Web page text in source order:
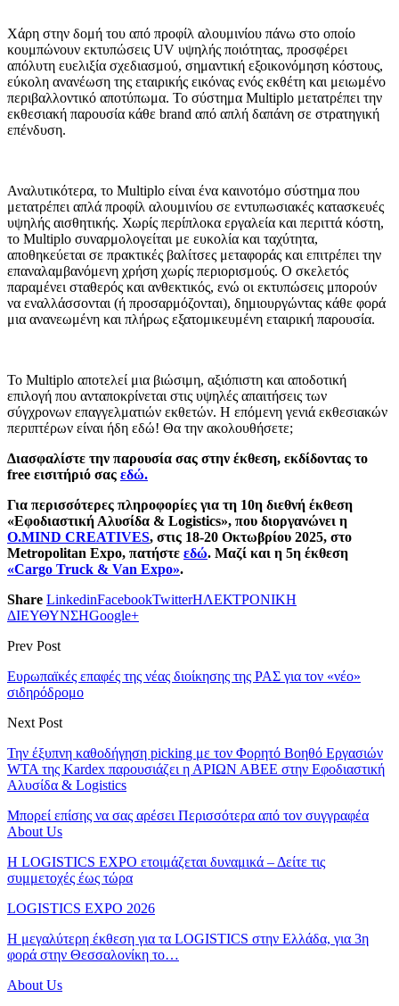
Χάρη στην δομή του από προφίλ αλουμινίου πάνω στο οποίο
κουμπώνουν εκτυπώσεις UV υψηλής ποιότητας, προσφέρει
απόλυτη ευελιξία σχεδιασμού, σημαντική εξοικονόμηση κόστους,
εύκολη ανανέωση της εταιρικής εικόνας ενός εκθέτη και μειωμένο
περιβαλλοντικό αποτύπωμα. Το σύστημα Multiplo μετατρέπει την
εκθεσιακή παρουσία κάθε brand από απλή δαπάνη σε στρατηγική
επένδυση.
Αναλυτικότερα, το Multiplo είναι ένα καινοτόμο σύστημα που
μετατρέπει απλά προφίλ αλουμινίου σε εντυπωσιακές κατασκευές
υψηλής αισθητικής. Χωρίς περίπλοκα εργαλεία και περιττά κόστη,
το Multiplo συναρμολογείται με ευκολία και ταχύτητα,
αποθηκεύεται σε πρακτικές βαλίτσες μεταφοράς και επιτρέπει την
επαναλαμβανόμενη χρήση χωρίς περιορισμούς. Ο σκελετός
παραμένει σταθερός και ανθεκτικός, ενώ οι εκτυπώσεις μπορούν
να εναλλάσσονται (ή προσαρμόζονται), δημιουργώντας κάθε φορά
μια ανανεωμένη και πλήρως εξατομικευμένη εταιρική παρουσία.
Το Multiplo αποτελεί μια βιώσιμη, αξιόπιστη και αποδοτική
επιλογή που ανταποκρίνεται στις υψηλές απαιτήσεις των
σύγχρονων επαγγελματιών εκθετών. Η επόμενη γενιά εκθεσιακών
περιπτέρων είναι ήδη εδώ! Θα την ακολουθήσετε;
Διασφαλίστε την παρουσία σας στην έκθεση, εκδίδοντας το
free εισιτήριό σας εδώ.
Για περισσότερες πληροφορίες για τη 10η διεθνή έκθεση
«Εφοδιαστική Αλυσίδα & Logistics», που διοργανώνει η
O.MIND CREATIVES, στις 18-20 Οκτωβρίου 2025, στο
Metropolitan Expo, πατήστε εδώ. Μαζί και η 5η έκθεση
«Cargo Truck & Van Expo».
Share LinkedinFacebookTwitterΗΛΕΚΤΡΟΝΙΚΗ
ΔΙΕΥΘΥΝΣΗGoogle+
Prev Post
Ευρωπαϊκές επαφές της νέας διοίκησης της ΡΑΣ για τον «νέο»
σιδηρόδρομο
Next Post
Την έξυπνη καθοδήγηση picking με τον Φορητό Βοηθό Εργασιών
WTA της Kardex παρουσιάζει η ΑΡΙΩΝ ΑΒΕΕ στην Εφοδιαστική
Αλυσίδα & Logistics
Μπορεί επίσης να σας αρέσει Περισσότερα από τον συγγραφέα
About Us
Η LOGISTICS EXPO ετοιμάζεται δυναμικά – Δείτε τις
συμμετοχές έως τώρα
LOGISTICS EXPO 2026
Η μεγαλύτερη έκθεση για τα LOGISTICS στην Ελλάδα, για 3η
φορά στην Θεσσαλονίκη το…
About Us